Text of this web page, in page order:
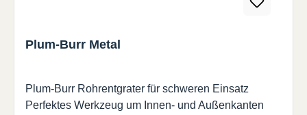
Plum-Burr Metal
Plum-Burr Rohrentgrater für schweren Einsatz
Perfektes Werkzeug um Innen- und Außenkanten